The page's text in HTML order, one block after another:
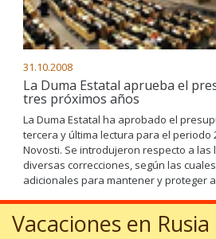
31.10.2008
La Duma Estatal aprueba el
tres próximos años
La Duma Estatal ha aprobado el
tercera y última lectura para el periodo
Novosti. Se introdujeron respecto a
diversas correcciones, según las
adicionales para mantener y proteger
Vacaciones en Rusia